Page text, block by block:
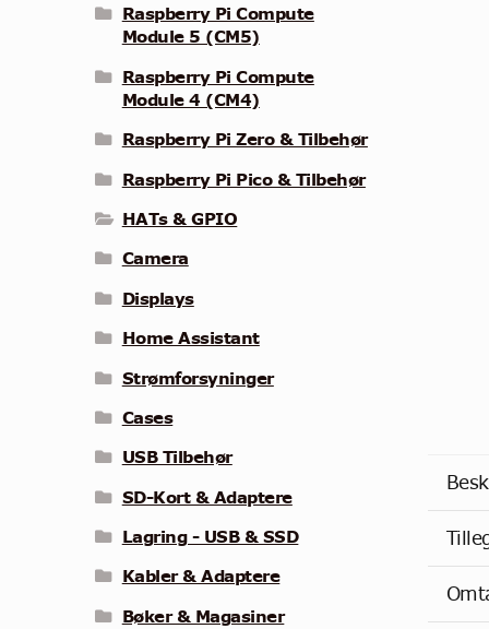
Raspberry Pi Compute
Module 5 (CM5)
Raspberry Pi Compute
Module 4 (CM4)
Raspberry Pi Zero & Tilbehør
Raspberry Pi Pico & Tilbehør
HATs & GPIO
Camera
Displays
Home Assistant
Strømforsyninger
Cases
USB Tilbehør
SD-Kort & Adaptere
Lagring - USB & SSD
Kabler & Adaptere
Bøker & Magasiner